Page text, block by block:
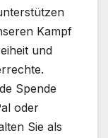
Kampf
und
Spende
oder
Sie als